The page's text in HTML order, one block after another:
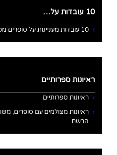
10 עובדות על…
10 עובדות מעניינות על סופרים מפורסמים
ראיונות ספרותיים
ראיונות ספרותיים
ראיונות מצולמים עם סופרים,
הרשת